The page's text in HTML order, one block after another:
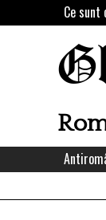
to
Ce